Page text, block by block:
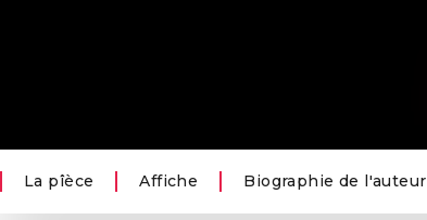
La pîèce Affiche Biographie de l'auteur